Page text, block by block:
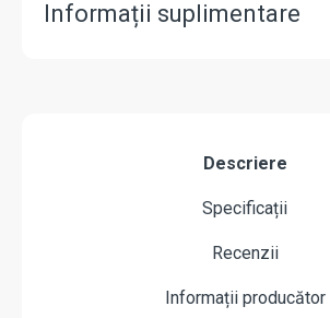
Informații suplimentare
Descriere
Specificații
Recenzii
Informații producător